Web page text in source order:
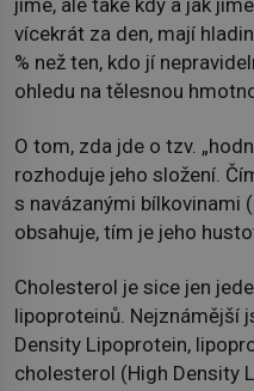
vícekrát za den, mají
% než ten, kdo jí
ohledu na tělesnou
O tom, zda jde o tzv.
rozhoduje jeho složení.
s navázanými bílkovinami
obsahuje, tím je jeho
Cholesterol je sice jen
lipoproteinů. Nejznámější
Density Lipoprotein,
cholesterol (High Density